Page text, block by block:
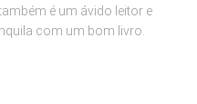
é um ávido leitor e
com um bom livro.